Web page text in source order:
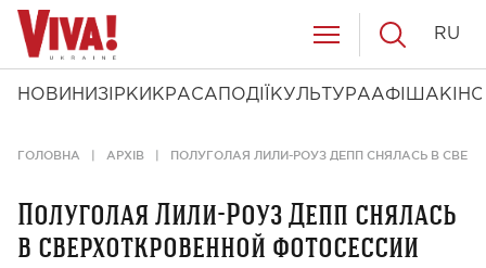
НОВИНИ ЗІРКИ КРАСА ПОДІЇ КУЛЬТУРААФІША КІНО
RU
ГОЛОВНА АРХІВ ПОЛУГОЛАЯ ЛИЛИ-РОУЗ ДЕПП СНЯЛАСЬ В
Полуголая Лили-Роуз Депп снялась
в сверхоткровенной фотосессии